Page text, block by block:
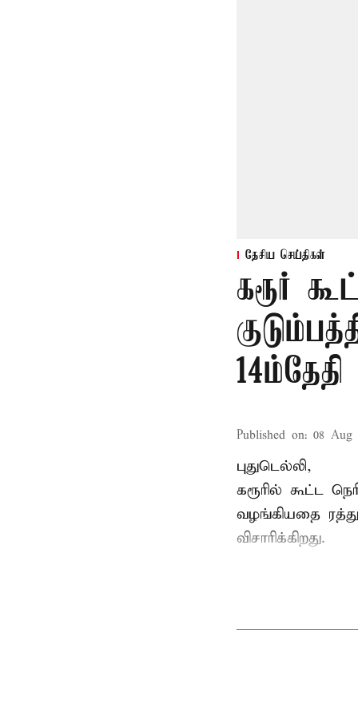
தேசிய செய்திகள்
கரூர்
Published on: 08 Aug
புதுடெல்லி,
கரூரில் கூட்ட
வழங்கியதை
விசாரிக்கிறது.